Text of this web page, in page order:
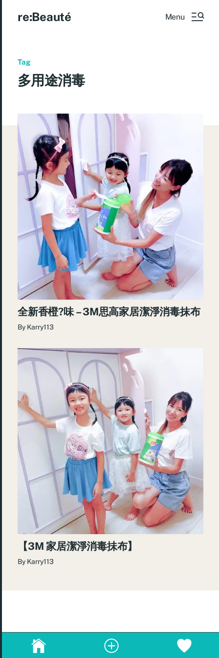
re:Beauté Menu
Tag
多用途消毒
全新香橙?味 – 3M思高家居潔淨消毒抹布
By Karry113
【3M 家居潔淨消毒抺布】
By Karry113
© 2026 re:Beauté